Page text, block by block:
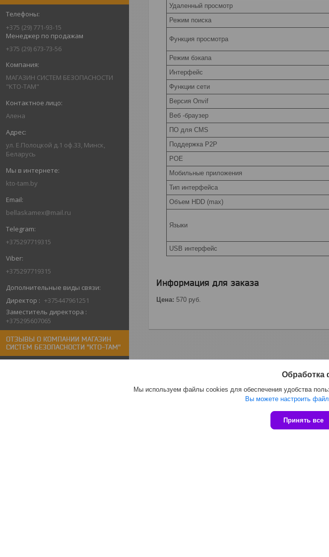
+375 (29) 771-93-15
Менеджер по продажам
+375 (29) 673-73-56
МАГАЗИН СИСТЕМ БЕЗОПАСНОСТИ
"КТО-ТАМ"
Алена
ул. Е.Полоцкой д.1 оф.33, Минск,
Беларусь
kto-tam.by
bellaskamex@mail.ru
+375297719315
+375297719315
Директор
+375447961251
Заместитель директора
+375295607065
ОТЗЫВЫ О КОМПАНИИ МАГАЗИН
СИСТЕМ БЕЗОПАСНОСТИ "КТО-ТАМ"
Удаленный просмотр
Режим поиска
Функция просмотра
Режим бэкапа
Интерфейс
Функции сети
Версия Onvif
Веб -браузер
ПО для CMS
Поддержка P2P
РОЕ
Мобильные приложения
Тип интерфейса
Объем HDD (max)
Языки
USB интерфейс
Информация для заказа
Цена: 570 руб.
Обработка
Мы используем файлы cookies для обеспечения удобства
Вы можете настроить
Принять все